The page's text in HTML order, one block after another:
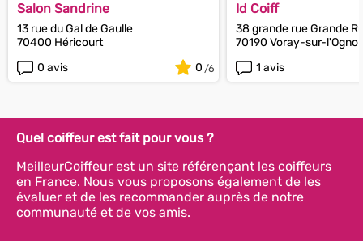
Salon Sandrine
13 rue du Gal de Gaulle
70400 Héricourt
0 avis
0
Id Coiff
38 grande rue Grande
70190 Voray-sur-
1 avis
Quel coiffeur est fait pour vous ?
MeilleurCoiffeur est un site référençant les coiffeurs
en France. Nous vous proposons également de les
évaluer et de les recommander auprès de notre
communauté et de vos amis.